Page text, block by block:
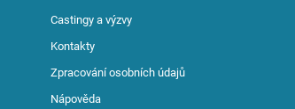
Castingy a výzvy
Kontakty
Zpracování osobních údajů
Nápověda